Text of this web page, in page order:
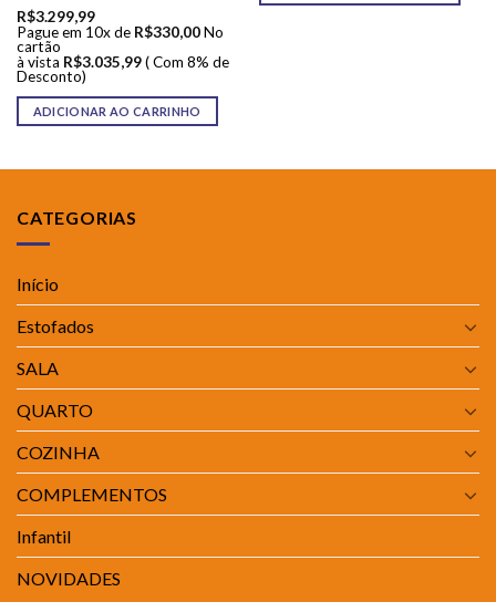
R$3.299,99
Pague em 10x de R$330,00 No
cartão
à vista R$3.035,99 ( Com 8% de
Desconto)
ADICIONAR AO CARRINHO
CATEGORIAS
Início
Estofados
SALA
QUARTO
COZINHA
COMPLEMENTOS
Infantil
NOVIDADES